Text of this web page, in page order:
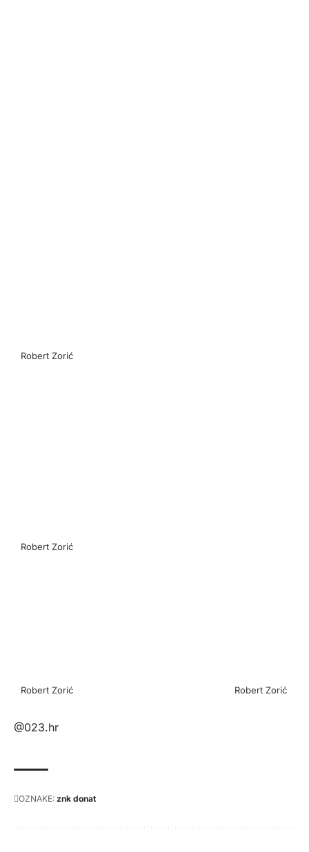
Robert Zorić
Robert Zorić
Robert Zorić Robert Zorić
@023.hr
OZNAKE: znk donat